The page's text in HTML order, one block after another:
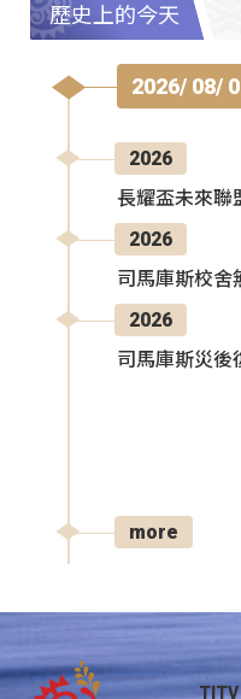
歷史上的今天
2026/ 08/
2026
長耀盃未來聯
2026
司馬庫斯校舍
2026
司馬庫斯災後
more
TITV